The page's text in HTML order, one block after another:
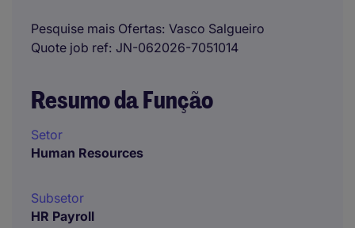
Pesquise mais Ofertas Vasco Salgueiro
Quote job ref JN-062026-7051014
Resumo da Função
Setor
Human Resources
Subsetor
HR Payroll